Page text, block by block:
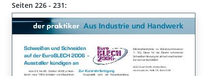
Seiten 226 - 231: